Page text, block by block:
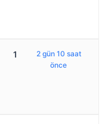
1
2 gün 10 saat
önce